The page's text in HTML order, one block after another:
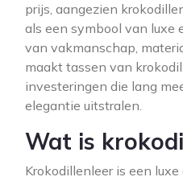
prijs, aangezien
als een symbool van luxe
van vakmanschap,
maakt tassen van
investeringen die lang
elegantie uitstralen.
Wat is
Krokodillenleer is een